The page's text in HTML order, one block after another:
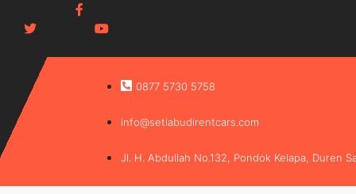
0877 5730 5758
info@setiabudirentcars.com
Jl. H. Abdullah No.132, Pondok Kelapa, Duren